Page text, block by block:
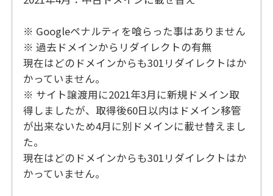
※ Googleペナルティを喰らった事はありません
※ 過去ドメインからリダイレクトの有無
現在はどのドメインからも301リダイレクトはか
かっていません。
※ サイト譲渡用に2021年3月に新規ドメイン取
得しましたが、取得後60日以内はドメイン移管
が出来ないため4月に別ドメインに載せ替えまし
た。
現在はどのドメインからも301リダイレクトはか
かっていません。